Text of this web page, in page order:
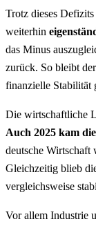
Trotz dieses
weiterhin
das Minus
zurück. So bleibt
finanzielle Stabilität
Die wirtschaftliche
Auch 2025 kam
deutsche Wirtschaft
Gleichzeitig blieb
vergleichsweise
Vor allem Industrie